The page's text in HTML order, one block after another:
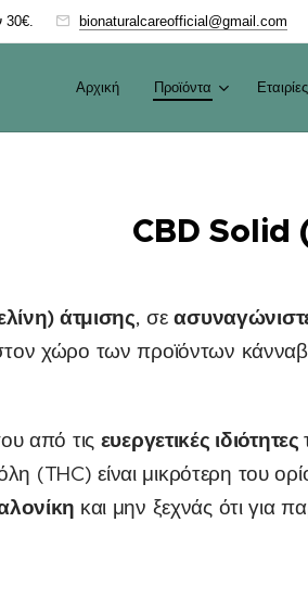
bionaturalcareofficial@gmail.com
Αρχική Προϊόντα Εταιρίες
CBD Solid
άτμισης, σε
χώρο των προϊόντων
από τις ευεργετικές ιδιότητες
(THC) είναι μικρότερη του
και μην ξεχνάς ότι για